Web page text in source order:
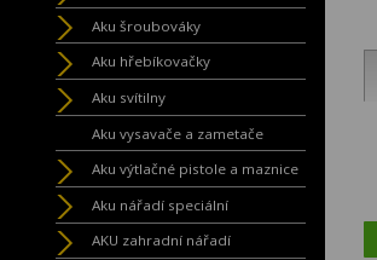
Aku šroubováky
Aku hřebíkovačky
Aku svítilny
Aku vysavače a zametače
Aku výtlačné pistole a maznice
Aku nářadí speciální
AKU zahradní nářadí